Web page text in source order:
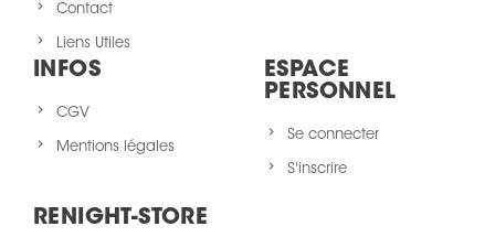
Contact
Liens Utiles
INFOS
CGV
Mentions légales
ESPACE
PERSONNEL
Se connecter
S'inscrire
RENIGHT-STORE